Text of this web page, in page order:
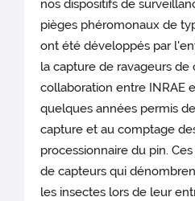
nos dispositifs de
pièges phéromonaux de
ont été développés par
la capture de ravageurs de
collaboration entre INRAE
quelques années permis
capture et au comptage
processionnaire du pin.
de capteurs qui
les insectes lors de leur